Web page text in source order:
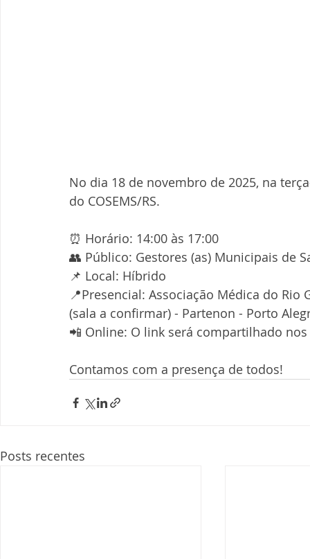
No dia 18 de novembro de 2025, na
do COSEMS/RS.
⏰ Horário: 14:00 às 17:00
👥 Público: Gestores (as) Municipais de
📌 Local: Híbrido
📍Presencial: Associação Médica do Rio
(sala a confirmar) - Partenon - Porto
📲 Online: O link será compartilhado
Contamos com a presença de todos!
Posts recentes